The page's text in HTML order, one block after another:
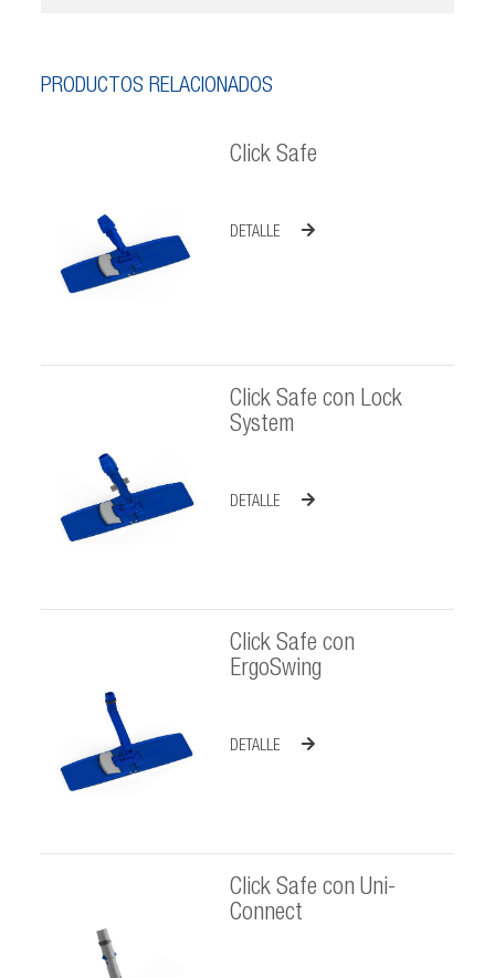
PRODUCTOS RELACIONADOS
Click Safe
DETALLE
Click Safe con Lock
System
DETALLE
Click Safe con
ErgoSwing
DETALLE
Click Safe con Uni-
Connect